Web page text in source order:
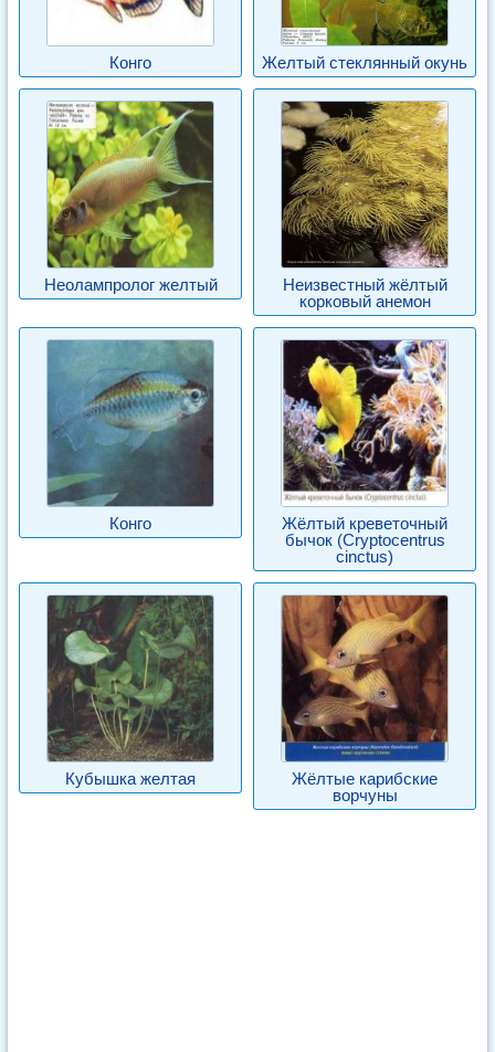
Конго Желтый стеклянный окунь
Неолампролог желтый
Неизвестный жёлтый
корковый анемон
Конго
Жёлтый креветочный
бычок (Cryptocentrus
cinctus)
Кубышка желтая
Жёлтые карибские
ворчуны